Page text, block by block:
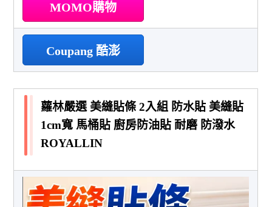
MOMO購物
Coupang 酷澎
蘿林嚴選 美縫貼條 2入組 防水貼 美縫貼
1cm寬 馬桶貼 廚房防油貼 耐磨 防潑水
ROYALLIN